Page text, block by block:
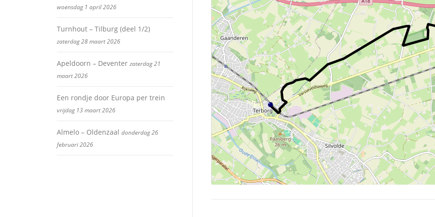
woensdag 1 april 2026
Turnhout – Tilburg (deel 1/2)
zaterdag 28 maart 2026
Apeldoorn – Deventer zaterdag 21
maart 2026
Een rondje door Europa per trein
vrijdag 13 maart 2026
Almelo – Oldenzaal donderdag 26
februari 2026